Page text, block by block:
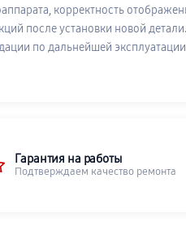
корректность
после установки новой
по дальнейшей
Гарантия на работы
Подтверждаем качество ремонта